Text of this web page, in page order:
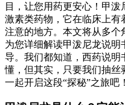
目，让您用药更安心！甲
激素类药物，它在临床上
注意的地方。本文将从多个
为您详细解读甲泼尼龙说
导。我们都知道，西药说
懂，但其实，只要我们抽丝
一起开启这段“探秘”之旅吧！